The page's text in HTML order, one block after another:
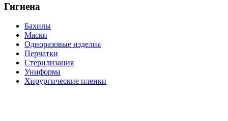
Гигиена
Бахилы
Маски
Одноразовые изделия
Перчатки
Стерилизация
Униформа
Хирургические пленки